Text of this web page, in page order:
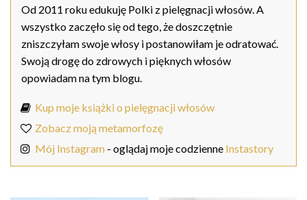
Od 2011 roku edukuję Polki z pielęgnacji włosów. A
wszystko zaczęło się od tego, że doszczętnie
zniszczyłam swoje włosy i postanowiłam je odratować.
Swoją drogę do zdrowych i pięknych włosów
opowiadam na tym blogu.
Kup moje książki o pielęgnacji włosów
Zobacz moją metamorfozę
Mój Instagram - oglądaj moje codzienne Instastory